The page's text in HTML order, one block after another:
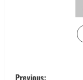
P
Previous: